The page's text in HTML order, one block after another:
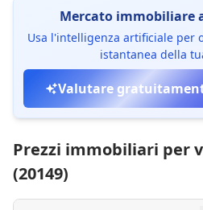
Mercato immobiliare
Usa l'intelligenza artificiale per
istantanea della
Valutare
Prezzi immobiliari per
(20149)